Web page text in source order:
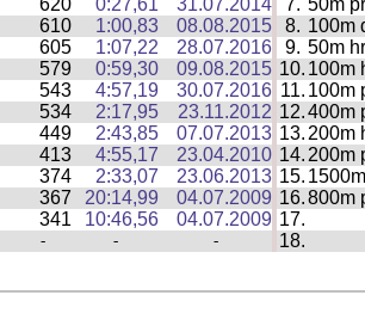
620 0:27,61 31.07.2014 7. 50m
610 1:00,83 08.08.2015 8. 100m
605 1:07,22 28.07.2016 9. 50m
579 0:59,30 09.08.2015 10. 100m
543 4:57,19 30.07.2016 11. 100m
534 2:17,95 23.11.2012 12.400m
449 2:43,85 07.07.2013 13. 200m
413 4:55,17 23.04.2010 14. 200m
374 2:33,07 23.06.2013 15.
367 20:14,99 04.07.2009 16.800m
341 10:46,56 04.07.2009 17.
- - - 18.